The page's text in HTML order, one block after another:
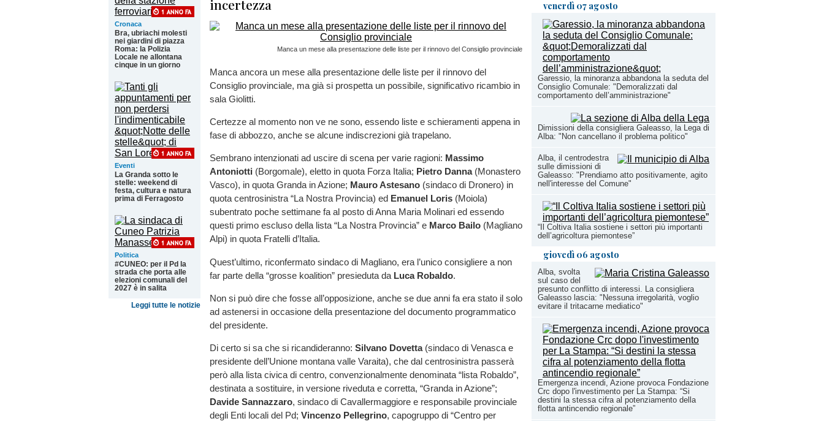
venerdì 07 agosto
Garessio, la minoranza abbandona la seduta del
Consiglio Comunale: "Demoralizzati dal
comportamento dell’amministrazione"
Dimissioni della consigliera Galeasso, la Lega di
Alba: "Non cancellano il problema politico"
Alba, il centrodestra
sulle dimissioni di
Galeasso: "Prendiamo atto positivamente, agito
nell'interesse del Comune"
“Il Coltiva Italia sostiene i settori più importanti
dell’agricoltura piemontese”
giovedì 06 agosto
Alba, svolta
sul caso del
presunto conflitto di interessi. La consigliera
Galeasso lascia: "Nessuna irregolarità, voglio
evitare il tritacarne mediatico"
Emergenza incendi, Azione provoca Fondazione
Crc dopo l'investimento per La Stampa: “Si
destini la stessa cifra al potenziamento della
flotta antincendio regionale”
Cronaca
Bra, ubriachi molesti
nei giardini di piazza
Roma: la Polizia
Locale ne allontana
cinque in un giorno
Eventi
La Granda sotto le
stelle: weekend di
festa, cultura e natura
prima di Ferragosto
Politica
#CUNEO: per il Pd la
strada che porta alle
elezioni comunali del
2027 è in salita
Leggi tutte le notizie
incertezza
Manca un mese alla presentazione delle liste per il rinnovo del Consiglio provinciale
Manca ancora un mese alla presentazione delle liste per il rinnovo del
Consiglio provinciale, ma già si prospetta un possibile, significativo ricambio in
sala Giolitti.
Certezze al momento non ve ne sono, essendo liste e schieramenti appena in
fase di abbozzo, anche se alcune indiscrezioni già trapelano.
Sembrano intenzionati ad uscire di scena per varie ragioni: Massimo
Antoniotti (Borgomale), eletto in quota Forza Italia; Pietro Danna(Monastero
Vasco), in quota Granda in Azione; Mauro Astesano (sindaco di Dronero) in
quota centrosinistra “La Nostra Provincia) ed Emanuel Loris (Moiola)
subentrato poche settimane fa al posto di Anna Maria Molinari ed essendo
questi primo escluso della lista “La Nostra Provincia” e Marco Bailo (Magliano
Alpi) in quota Fratelli d’Italia.
Quest’ultimo, riconfermato sindaco di Magliano, era l’unico consigliere a non
far parte della “grosse koalition” presieduta da Luca Robaldo.
Non si può dire che fosse all’opposizione, anche se due anni fa era stato il solo
ad astenersi in occasione della presentazione del documento programmatico
del presidente.
Di certo si sa che si ricandideranno: Silvano Dovetta(sindaco di Venasca e
presidente dell’Unione montana valle Varaita), che dal centrosinistra passerà
però alla lista civica di centro, convenzionalmente denominata “lista Robaldo”,
destinata a sostituire, in versione riveduta e corretta, “Granda in Azione”;
Davide Sannazzaro, sindaco di Cavallermaggiore e responsabile provinciale
degli Enti locali del Pd; Vincenzo Pellegrino, capogruppo di “Centro per